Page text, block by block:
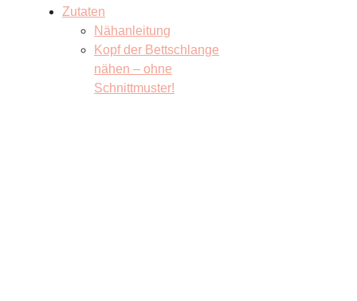
Zutaten
Nähanleitung
Kopf der Bettschlange
nähen – ohne
Schnittmuster!